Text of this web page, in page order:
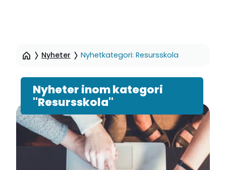
sidinnehåll
Nyheter Nyhetkategori: Resursskola
Nyheter inom kategori
"Resursskola"